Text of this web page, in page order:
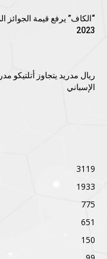
“الكاف” يرفع قيمة الجوائز
2023
ريال مدريد يتجاوز أتلتيكو
الإسباني
3119
1933
775
651
150